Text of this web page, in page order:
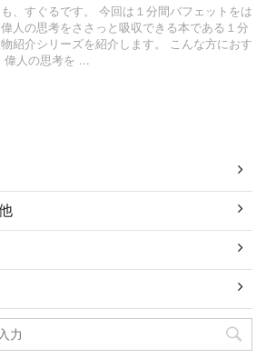
、すぐるです。 今回は１分間バフェットをは
偉人の思考をささっと吸収できる本である１分
紹介シリーズを紹介します。 こんな方におす
偉人の思考を ...